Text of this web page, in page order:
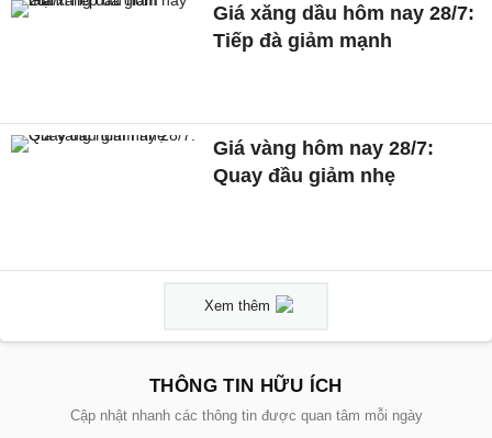
Giá xăng dầu hôm nay 28/7:
Tiếp đà giảm mạnh
Giá vàng hôm nay 28/7:
Quay đầu giảm nhẹ
Xem thêm
THÔNG TIN HỮU ÍCH
Cập nhật nhanh các thông tin được quan tâm mỗi ngày